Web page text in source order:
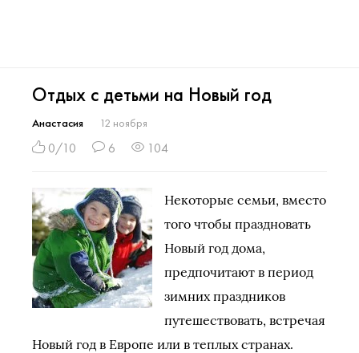
Отдых с детьми на Новый год
Анастасия 12 ноября
0/10 6 104
Некоторые семьи, вместо
того чтобы праздновать
Новый год дома,
предпочитают в период
зимних праздников
путешествовать, встречая
Новый год в Европе или в теплых странах.